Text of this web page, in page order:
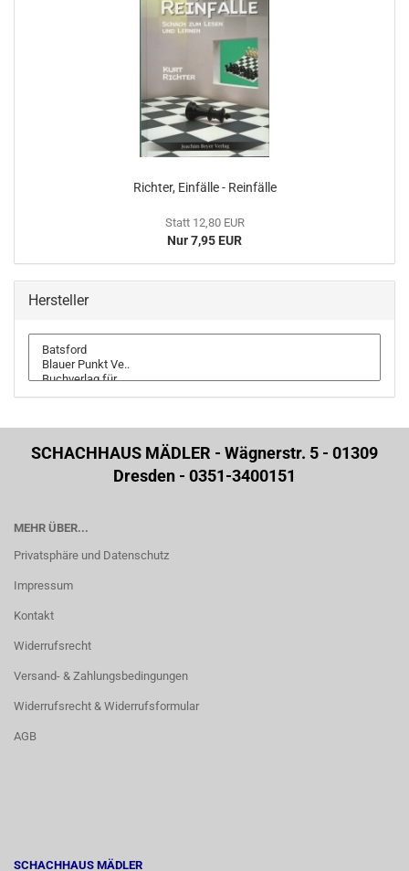
Richter, Einfälle - Reinfälle
Statt 12,80 EUR
Nur 7,95 EUR
Hersteller
SCHACHHAUS MÄDLER - Wägnerstr. 5 - 01309
Dresden - 0351-3400151
MEHR ÜBER...
Privatsphäre und Datenschutz
Impressum
Kontakt
Widerrufsrecht
Versand- & Zahlungsbedingungen
Widerrufsrecht & Widerrufsformular
AGB
SCHACHHAUS MÄDLER